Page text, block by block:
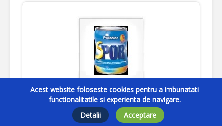
Livrare la comanda
EMAIL SPOR SUPERL 0,65LCREM
Acest website foloseste cookies pentru a imbunatati
functionalitatile si experienta de navigare.
Detalii
Acceptare